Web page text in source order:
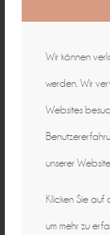
Wir können
werden. Wir
Websites
unserer
Klicken Sie
um mehr zu